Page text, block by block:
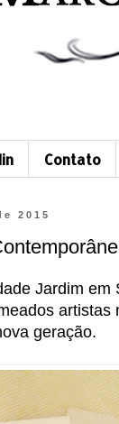
Contato
2015
Jardim em
geração.